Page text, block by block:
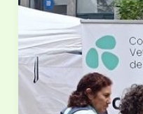
School